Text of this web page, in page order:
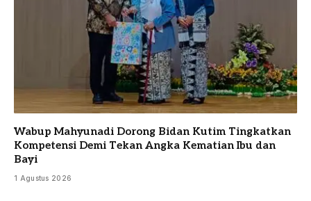
Wabup Mahyunadi Dorong Bidan Kutim Tingkatkan
Kompetensi Demi Tekan Angka Kematian Ibu dan
Bayi
1 Agustus 2026